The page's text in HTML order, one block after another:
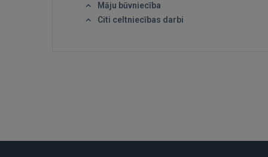
Māju būvniecība
Citi celtniecības darbi